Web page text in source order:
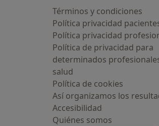
Términos y condiciones
Política privacidad
Política privacidad
Política de privacidad para
determinados
salud
Política de cookies
Así organizamos los
Accesibilidad
Quiénes somos